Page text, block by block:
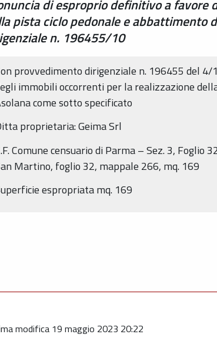
di esproprio definitivo a favore
pista ciclo pedonale e abbattimento
n. 196455/10
provvedimento dirigenziale n. 196455 del
immobili occorrenti per la realizzazione
come sotto specificato
proprietaria: Geima Srl
Comune censuario di Parma – Sez. 3, Foglio
Martino, foglio 32, mappale 266, mq. 169
espropriata mq. 169
modifica 19 maggio 2023 20:22